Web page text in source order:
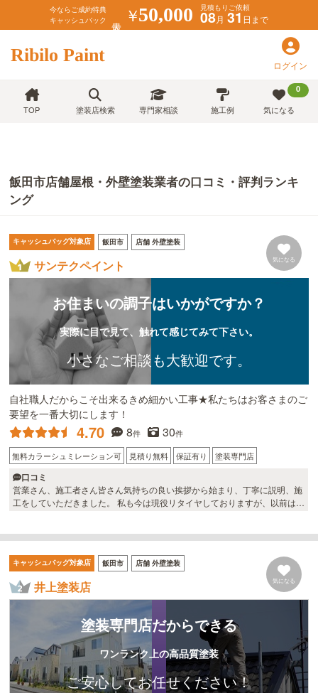
今ならご成約特典
キャッシュバック
￥50,000 見積もりご依頼
08月 31日まで
Ribilo Paint ログイン
TOP 塗装店検索 専門家相談 施工例
0
気になる
飯田市店舗屋根・外壁塗装業者の口コミ・評判ランキ
ング
キャッシュバッグ対象店 飯田市 店舗 外壁塗装
サンテクペイント 気になる
お住まいの調子はいかがですか？
実際に目で見て、触れて感じてみて下さい。
小さなご相談も大歓迎です。
自社職人だからこそ出来るきめ細かい工事★私たちはお客さまのご
要望を一番大切にします！
4.70 8件 30件
無料カラーシュミレーション可 見積り無料 保証有り 塗装専門店
口コミ
営業さん、施工者さん皆さん気持ちの良い挨拶から始まり、丁寧に説明、施
工をしていただきました。 私も今は現役リタイヤしておりますが、以前は建
と丁寧に対応していただきました。。🤗 サンテクさんにお願いして良かった
です。
キャッシュバッグ対象店 飯田市 店舗 外壁塗装
井上塗装店 気になる
塗装専門店だからできる
ワンランク上の高品質塗装
ご安心してお任せください！